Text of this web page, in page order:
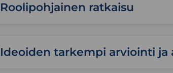
Roolipohjainen ratkaisu
Ideoiden tarkempi arviointi ja